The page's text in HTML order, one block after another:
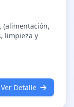
(alimentación,
limpieza y
Ver Detalle